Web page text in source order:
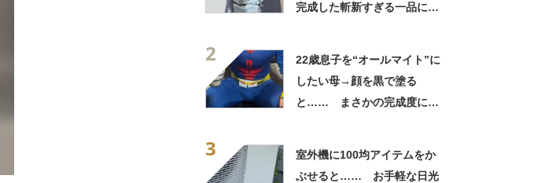
完成した斬新すぎる一品に称
2
22歳息子を“オールマイト”に
したい母→顔を黒で塗る
と…… まさかの完成度に
3
室外機に100均アイテムをか
ぶせると…… お手軽な日光